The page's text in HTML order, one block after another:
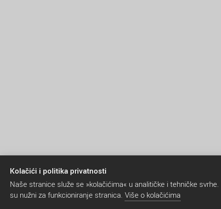
Kolačići i politika privatnosti
Naše stranice služe se »kolačićima« u analitičke i tehničke
su nužni za funkcioniranje stranica. Više o kolačićima